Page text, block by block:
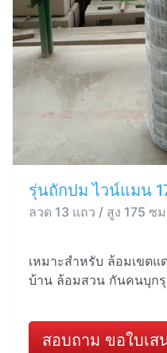
รุ่นถักปม ไวน์แมน
ลวด 13 แถว / สูง 175 ซ
เหมาะสำหรับ ล้อมเขต
บ้าน ล้อมสวน กันคนบุก
สอบถาม ขอใบเส